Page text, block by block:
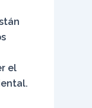
el